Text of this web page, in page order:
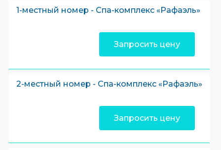
1-местный номер - Спа-комплекс «Рафаэль»
Запросить цену
2-местный номер - Спа-комплекс «Рафаэль»
Запросить цену